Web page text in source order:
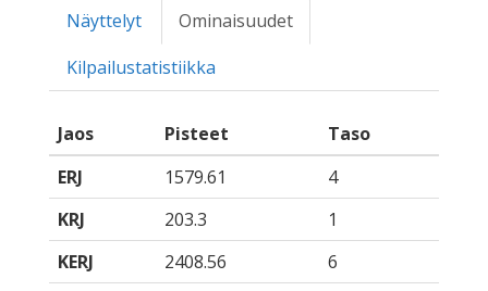
Näyttelyt
Ominaisuudet
Kilpailustatistiikka
Jaos Pisteet
Taso
ERJ
1579.61
4
KRJ
203.3
1
KERJ
2408.56
6